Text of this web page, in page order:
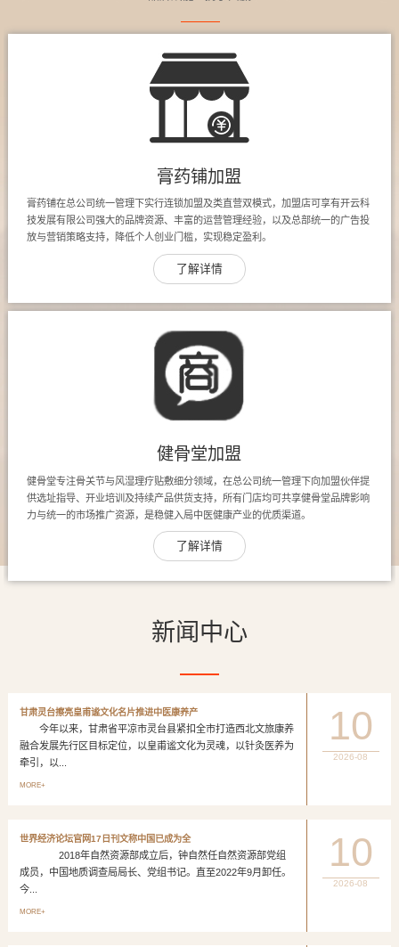
膏药铺加盟
膏药铺在总公司统一管理下实行连锁加盟及类直营双模式，加盟店可享有开云科
技发展有限公司强大的品牌资源、丰富的运营管理经验，以及总部统一的广告投
放与营销策略支持，降低个人创业门槛，实现稳定盈利。
了解详情
健骨堂加盟
健骨堂专注骨关节与风湿理疗贴敷细分领域，在总公司统一管理下向加盟伙伴提
供选址指导、开业培训及持续产品供货支持，所有门店均可共享健骨堂品牌影响
力与统一的市场推广资源，是稳健入局中医健康产业的优质渠道。
了解详情
新闻中心
甘肃灵台擦亮皇甫谧文化名片推进中医康养产
今年以来，甘肃省平凉市灵台县紧扣全市打造西北文旅康养
融合发展先行区目标定位，以皇甫谧文化为灵魂，以针灸医养为
牵引，以...
MORE+
10
2026-08
世界经济论坛官网17日刊文称中国已成为全
2018年自然资源部成立后，钟自然任自然资源部党组
成员，中国地质调查局局长、党组书记。直至2022年9月卸任。
今...
MORE+
10
2026-08